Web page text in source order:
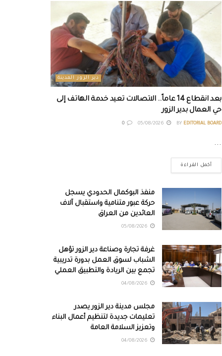
دير الزور المدينة
بعد انقطاع 14 عاماً.. الاتصالات تعيد خدمة الهاتف إلى
حي العمال بدير الزور
BY EDITORIAL BOARD
0
...
أكمل القراءة
منفذ البوكمال الحدودي يسجل
حركة عبور متنامية واستقبال آلاف
العائدين من العراق
غرفة تجارة وصناعة دير الزور تؤهل
الشباب لسوق العمل بدورة تدريبية
تجمع بين الريادة والتطبيق العملي
مجلس مدينة دير الزور يصدر
تعليمات جديدة لتنظيم أعمال البناء
وتعزيز السلامة العامة